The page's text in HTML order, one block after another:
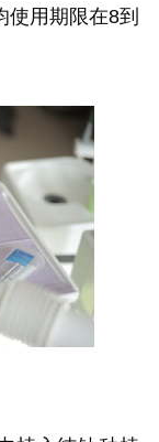
使用期限在8到